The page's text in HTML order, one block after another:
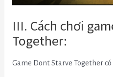
III. Cách chơi
Together:
Game Dont Starve Together